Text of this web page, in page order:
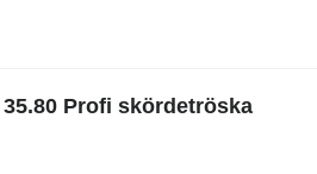
Profi skördetröska